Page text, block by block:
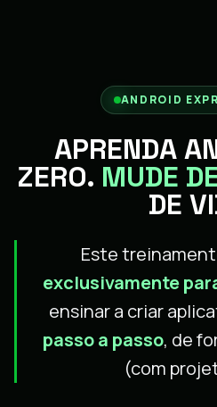
ANDROID
APRENDA
ZERO. MUDE
DE
Este
exclusivamente
ensinar a criar
passo a passo, de
(com